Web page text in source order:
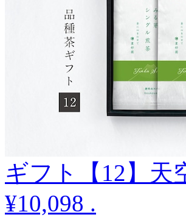
ギフト【12】天
¥10,098 .